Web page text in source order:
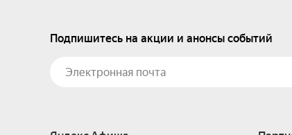
Подпишитесь на акции и анонсы событий